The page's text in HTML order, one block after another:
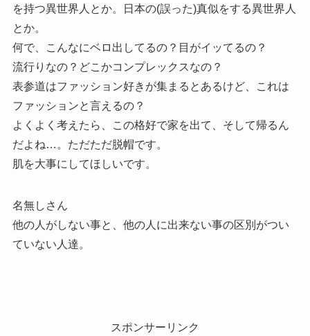
を持つ異世界人とか。日本の(誤った)真似をする異世界人
とか。
何で、こんなにベロ出してるの？目がイッてるの？
流行りなの？どこかコンプレックスなの？
表参道はファッション好きが集まるとあるけど、これは
ファッションと言えるの？
よくよく考えたら、この格好で家を出て、そして帰るん
だよね…。ただただ脱帽です。
肌を大事にしてほしいです。
名無しさん
他の人がしない事と、他の人に出来ない事の区別がつい
ていない人達。
スポンサーリンク